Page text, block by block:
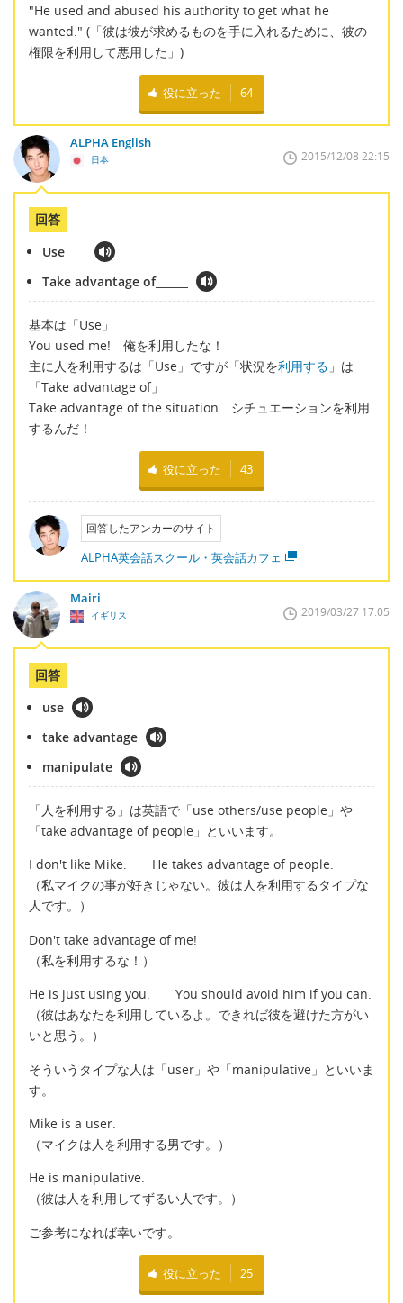
"He used and abused his authority to get what he
wanted." (「彼は彼が求めるものを手に入れるために、彼の
権限を利用して悪用した」)
役に立った 64
ALPHA English
日本 2015/12/08 22:15
回答
Use____
Take advantage of______
基本は「Use」
You used me! 俺を利用したな！
主に人を利用するは「Use」ですが「状況を利用する 」は
「Take advantage of」
Take advantage of the situation シチュエーションを利用
するんだ！
役に立った 43
回答したアンカーのサイト
ALPHA英会話スクール・英会話カフェ
Mairi
イギリス 2019/03/27 17:05
回答
use
take advantage
manipulate
「人を利用する」は英語で「use others/use people」や
「take advantage of people」といいます。
I don't like Mike. He takes advantage of people.
（私マイクの事が好きじゃない。彼は人を利用するタイプな
人です。）
Don't take advantage of me!
（私を利用するな！）
He is just using you. You should avoid him if you can.
（彼はあなたを利用しているよ。できれば彼を避けた方がい
いと思う。）
そういうタイプな人は「user」や「manipulative」といいま
す。
Mike is a user.
（マイクは人を利用する男です。）
He is manipulative.
（彼は人を利用してずるい人です。）
ご参考になれば幸いです。
役に立った 25